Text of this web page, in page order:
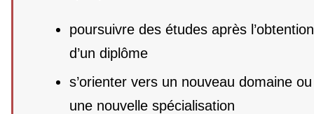
poursuivre des études après l’obtention
d’un diplôme
s’orienter vers un nouveau domaine ou
une nouvelle spécialisation